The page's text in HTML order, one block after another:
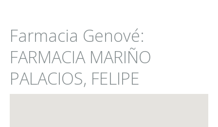
Farmacia Genové:
FARMACIA MARIÑO
PALACIOS, FELIPE